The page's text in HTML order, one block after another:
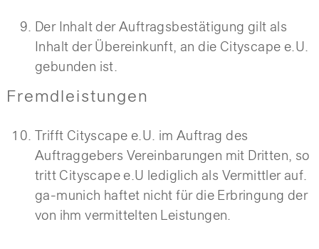
Der Inhalt der Auftragsbestätigung gilt als
Inhalt der Übereinkunft, an die Cityscape e.U.
gebunden ist.
Fremdleistungen
Trifft Cityscape e.U. im Auftrag des
Auftraggebers Vereinbarungen mit Dritten, so
tritt Cityscape e.U lediglich als Vermittler auf.
ga-munich haftet nicht für die Erbringung der
von ihm vermittelten Leistungen.